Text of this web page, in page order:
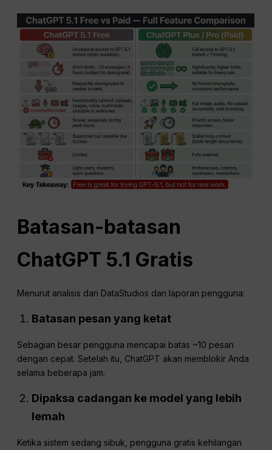
Batasan-batasan
ChatGPT 5.1 Gratis
Menurut analisis dari DataStudios dan laporan pengguna:
Batasan pesan yang ketat
Sebagian besar pengguna mencapai batas ~10 pesan
dengan cepat. Setelah itu, ChatGPT akan memblokir Anda
selama beberapa jam.
Dipaksa cadangan ke model yang lebih
lemah
Ketika sistem sedang sibuk, pengguna gratis kehilangan